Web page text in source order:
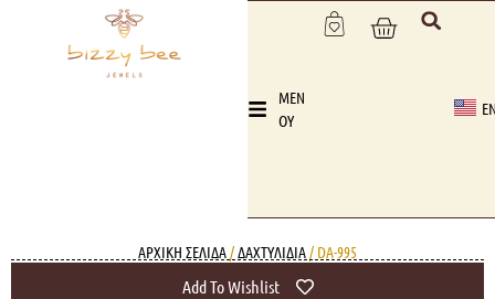
MEN
OY
ΑΡΧΙΚΉ ΣΕΛΊΔΑ/ΔΑΧΤΥΛΙΔΙΑ/ DA-995
Add To Wishlist